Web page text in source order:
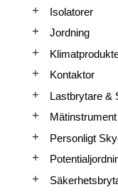
Isolatorer
Jordning
Kontaktor
Lastbrytare &
Mätinstrument
Personligt